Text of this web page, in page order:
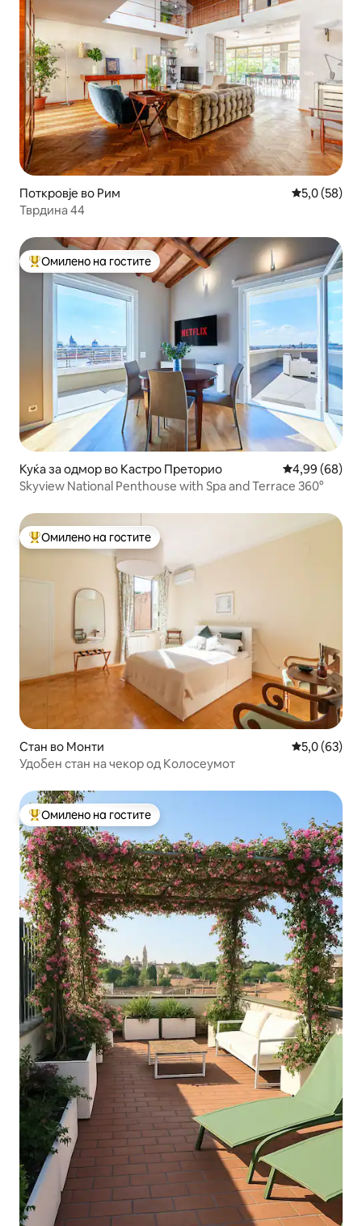
Поткровје во Рим Просечна
5,0 (58)
Тврдина 44
Меѓу најуспешните „Омилени на гостите“
Омилено на гостите
Куќа за одмор во Кастро Преторио Просечна
4,99 (68)
Skyview National Penthouse with Spa and Terrace 360°
Меѓу најуспешните „Омилени на гостите“
Омилено на гостите
Стан во Монти Просечна
5,0 (63)
Удобен стан на чекор од Колосеумот
Меѓу најуспешните „Омилени на гостите“
Омилено на гостите